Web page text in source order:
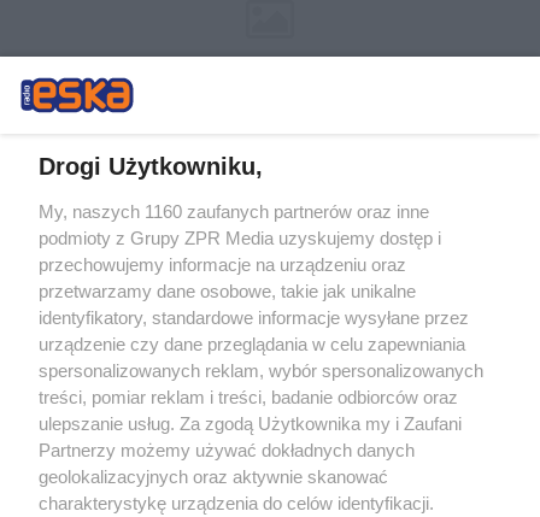
Żaden utwór zamieszczony w serwisie nie może być powielany i
rozpowszechniany lub dalej rozpowszechniany w jakikolwiek sposób (w
tym także elektroniczny lub mechaniczny) na jakimkolwiek polu
eksploatacji w jakiejkolwiek formie, włącznie z umieszczaniem w
Internecie bez pisemnej zgody właściciela praw. Jakiekolwiek użycie lub
wykorzystanie utworów w całości lub w części z naruszeniem prawa,
tzn. bez właściwej zgody, jest zabronione pod groźbą kary i może być
ścigane prawnie.
Drogi Użytkowniku,
My, naszych 1160 zaufanych partnerów oraz inne
podmioty z Grupy ZPR Media uzyskujemy dostęp i
przechowujemy informacje na urządzeniu oraz
przetwarzamy dane osobowe, takie jak unikalne
identyfikatory, standardowe informacje wysyłane przez
urządzenie czy dane przeglądania w celu zapewniania
spersonalizowanych reklam, wybór spersonalizowanych
treści, pomiar reklam i treści, badanie odbiorców oraz
ulepszanie usług. Za zgodą Użytkownika my i Zaufani
Partnerzy możemy używać dokładnych danych
geolokalizacyjnych oraz aktywnie skanować
charakterystykę urządzenia do celów identyfikacji.